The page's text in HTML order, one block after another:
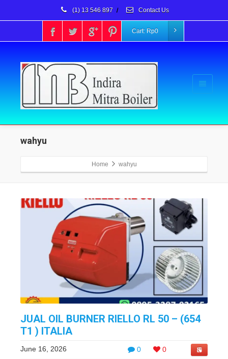
(1) 13 546 897 / Contact Us
Cart: Rp0
wahyu
Home wahyu
JUAL OIL BURNER RIELLO RL 50 – (654
T1 ) ITALIA
0 0
June 16, 2026